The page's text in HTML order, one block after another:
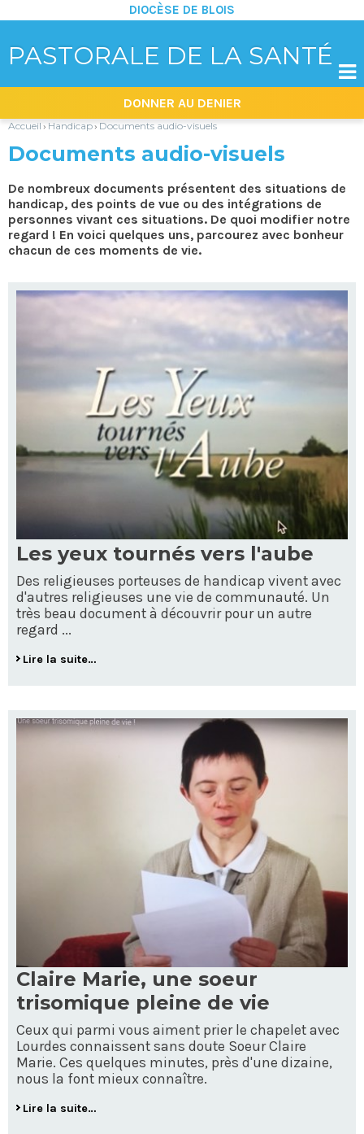
PASTORALE DE LA SANTÉ
DIOCÈSE DE BLOIS
|
Aller
navigation
DONNER AU DENIER

Accueil › Handicap› Documents audio-visuels
Documents audio-visuels
De nombreux documents présentent des situations de
handicap, des points de vue ou des intégrations de
personnes vivant ces situations. De quoi modifier notre
regard ! En voici quelques uns, parcourez avec bonheur
chacun de ces moments de vie.
Les yeux tournés vers l'aube
Des religieuses porteuses de handicap vivent avec
d'autres religieuses une vie de communauté. Un
très beau document à découvrir pour un autre
regard ...
Lire la suite…
Claire Marie, une soeur
trisomique pleine de vie
Ceux qui parmi vous aiment prier le chapelet avec
Lourdes connaissent sans doute Soeur Claire
Marie. Ces quelques minutes, près d'une dizaine,
nous la font mieux connaître.
Lire la suite…